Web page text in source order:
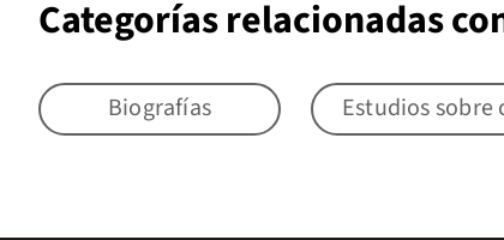
Categorías relacionadas
Biografías Estudios sobre